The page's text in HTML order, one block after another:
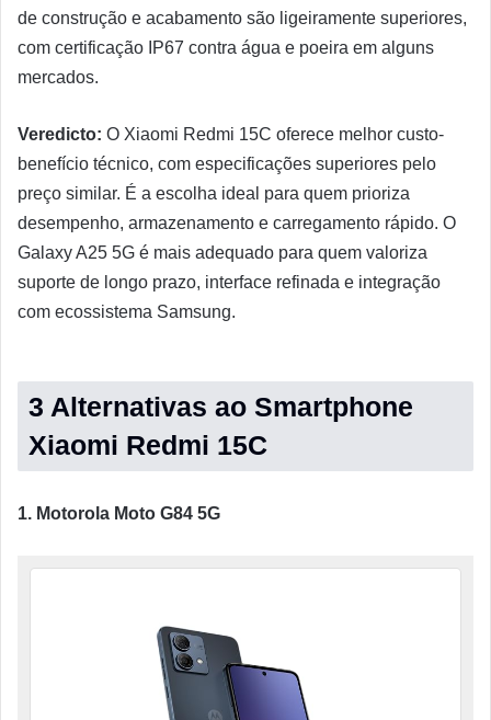
de construção e acabamento são ligeiramente superiores,
com certificação IP67 contra água e poeira em alguns
mercados.
Veredicto: O Xiaomi Redmi 15C oferece melhor custo-
benefício técnico, com especificações superiores pelo
preço similar. É a escolha ideal para quem prioriza
desempenho, armazenamento e carregamento rápido. O
Galaxy A25 5G é mais adequado para quem valoriza
suporte de longo prazo, interface refinada e integração
com ecossistema Samsung.
3 Alternativas ao Smartphone
Xiaomi Redmi 15C
1. Motorola Moto G84 5G